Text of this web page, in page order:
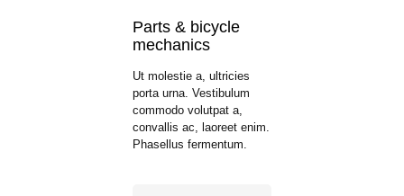
Parts & bicycle
mechanics
Ut molestie a, ultricies
porta urna. Vestibulum
commodo volutpat a,
convallis ac, laoreet enim.
Phasellus fermentum.